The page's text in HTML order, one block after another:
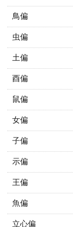
鳥偏
虫偏
土偏
酉偏
鼠偏
女偏
子偏
示偏
王偏
魚偏
立心偏